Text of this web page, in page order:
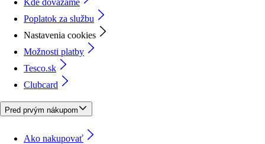
Kde dovážame
Poplatok za službu
Nastavenia cookies
Možnosti platby
Tesco.sk
Clubcard
Pred prvým nákupom
Ako nakupovať